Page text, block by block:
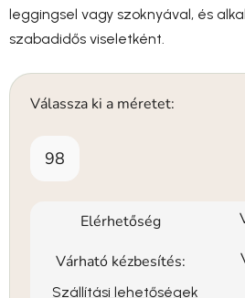
leggingsel vagy szoknyával, és
szabadidős viseletként.
Válassza ki a méretet:
98
Elérhetőség
Várható kézbesítés:
Szállítási lehetőségek